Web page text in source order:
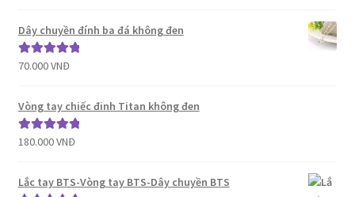
sao
Dây chuyền đính ba đá không đen
Được xếp
sao
70.000VNĐ
Vòng tay chiếc đinh Titan không đen
Được xếp
sao
180.000VNĐ
Lắc tay BTS-Vòng tay BTS-Dây chuyền BTS